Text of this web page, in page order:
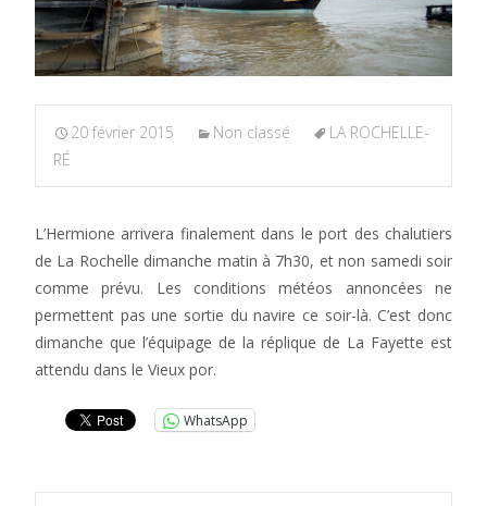
20 février 2015 Non classé
LA ROCHELLE-
RÉ
L’Hermione arrivera finalement dans le port des chalutiers
de La Rochelle dimanche matin à 7h30, et non samedi soir
comme prévu. Les conditions météos annoncées ne
permettent pas une sortie du navire ce soir-là. C’est donc
dimanche que l’équipage de la réplique de La Fayette est
attendu dans le Vieux por.
WhatsApp